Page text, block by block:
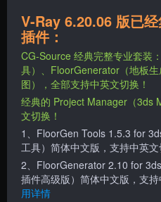
V-Ray 6.20.06 版已
插件：
CG-Source 经典完整专业套装
具）、FloorGenerator（地板
图），全部支持中英文切换！
经典的 Project Manager（3ds
文切换！
1、FloorGen Tools 1.5.3 for
工具）简体中文版，支持中英文
2、FloorGenerator 2.10 for
插件高级版）简体中文版，支持
用详情